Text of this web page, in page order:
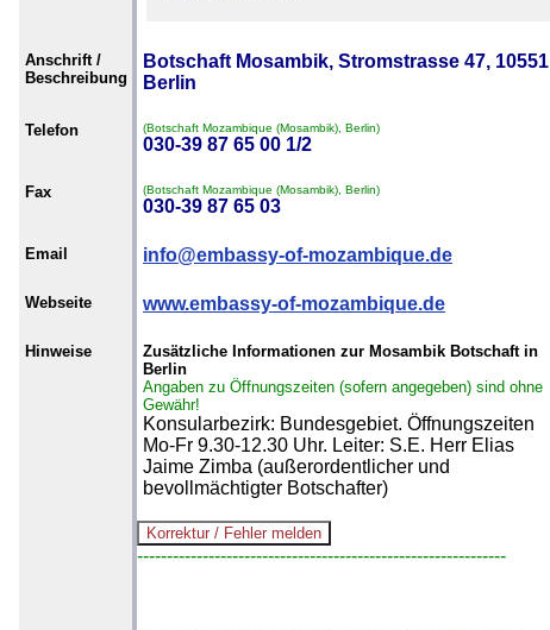
Anschrift /
Beschreibung
Botschaft Mosambik, Stromstrasse 47, 10551
Berlin
Telefon (Botschaft Mozambique (Mosambik), Berlin)
030-39 87 65 00 1/2
Fax (Botschaft Mozambique (Mosambik), Berlin)
030-39 87 65 03
Email info@embassy-of-mozambique.de
Webseite www.embassy-of-mozambique.de
Hinweise
Zusätzliche Informationen zur Mosambik Botschaft in
Berlin
Angaben zu Öffnungszeiten (sofern angegeben) sind ohne
Gewähr!
Konsularbezirk: Bundesgebiet. Öffnungszeiten
Mo-Fr 9.30-12.30 Uhr. Leiter: S.E. Herr Elias
Jaime Zimba (außerordentlicher und
bevollmächtigter Botschafter)
--------------------------------------------------------------